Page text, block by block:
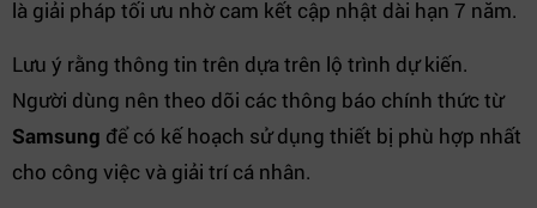
là giải pháp tối ưu nhờ cam kết cập nhật dài hạn 7 năm.
Lưu ý rằng thông tin trên dựa trên lộ trình dự kiến.
Người dùng nên theo dõi các thông báo chính thức từ
Samsung để có kế hoạch sử dụng thiết bị phù hợp nhất
cho công việc và giải trí cá nhân.